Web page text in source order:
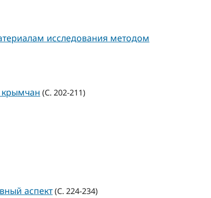
исследования методом
крымчан (С. 202-211)
аспект(С. 224-234)